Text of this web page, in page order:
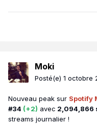
Moki
Posté(e) 1 octobre
Nouveau peak sur Spotify
#34 (+2) avec 2,094,866
streams journalier !